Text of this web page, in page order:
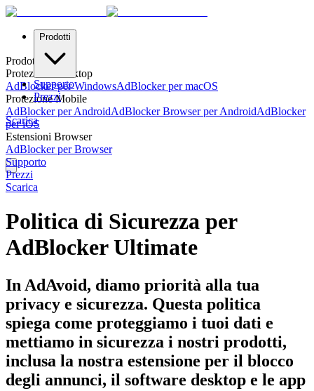
Prodotti
Supporto
Prezzi
Scarica
Prodotti
Protezione Desktop
AdBlocker per WindowsAdBlocker per macOS
Protezione Mobile
AdBlocker per AndroidAdBlocker Browser per AndroidAdBlocker
per iOS
Estensioni Browser
AdBlocker per Browser
Supporto
Prezzi
Scarica
Politica di Sicurezza per
AdBlocker Ultimate
In AdAvoid, diamo priorità alla tua
privacy e sicurezza. Questa politica
spiega come proteggiamo i tuoi dati e
mettiamo in sicurezza i nostri prodotti,
inclusa la nostra estensione per il blocco
degli annunci, il software desktop e le app